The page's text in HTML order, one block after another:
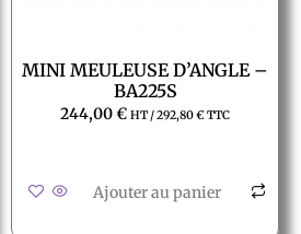
MINI MEULEUSE D’ANGLE –
BA225S
244,00€ HT /292,80€TTC
Ajouter au panier